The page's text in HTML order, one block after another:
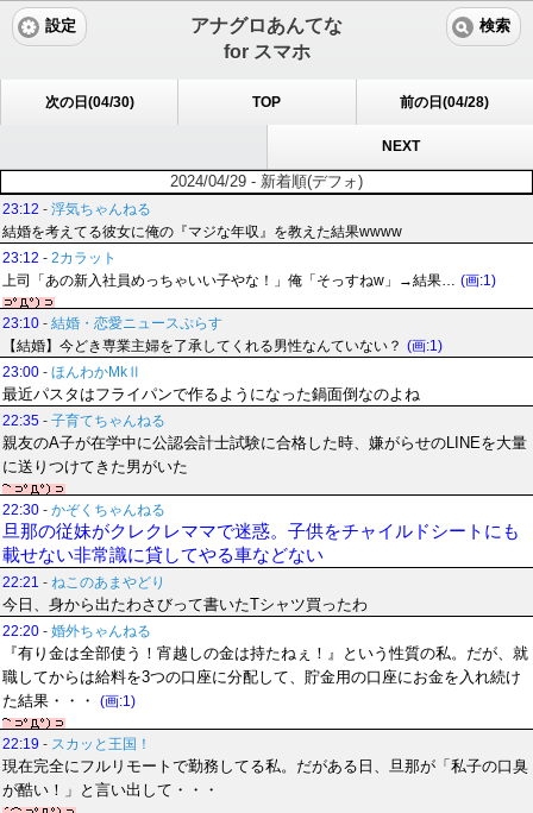
アナグロあんてな
for スマホ
設定 検索
次の日(04/30) TOP 前の日(04/28)
NEXT
2024/04/29 - 新着順(デフォ)
23:12 - 浮気ちゃんねる
結婚を考えてる彼女に俺の『マジな年収』を教えた結果wwww
23:12 - 2カラット
上司「あの新入社員めっちゃいい子やな！」俺「そっすねw」→結果… (画:1)
23:10 - 結婚・恋愛ニュースぷらす
【結婚】今どき専業主婦を了承してくれる男性なんていない？ (画:1)
23:00 - ほんわかMkⅡ
最近パスタはフライパンで作るようになった鍋面倒なのよね
22:35 - 子育てちゃんねる
親友のA子が在学中に公認会計士試験に合格した時、嫌がらせのLINEを大量
に送りつけてきた男がいた
22:30 - かぞくちゃんねる
旦那の従妹がクレクレママで迷惑。子供をチャイルドシートにも
載せない非常識に貸してやる車などない
22:21 - ねこのあまやどり
今日、身から出たわさびって書いたTシャツ買ったわ
22:20 - 婚外ちゃんねる
『有り金は全部使う！宵越しの金は持たねぇ！』という性質の私。だが、就
職してからは給料を3つの口座に分配して、貯金用の口座にお金を入れ続け
た結果・・・
(画:1)
22:19 - スカッと王国！
現在完全にフルリモートで勤務してる私。だがある日、旦那が「私子の口臭
が酷い！」と言い出して・・・